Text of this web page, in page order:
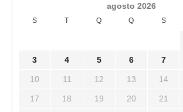
agosto 2026
S T Q Q S
3 4 5 6 7
10 11 12 13 14
17 18 19 20 21